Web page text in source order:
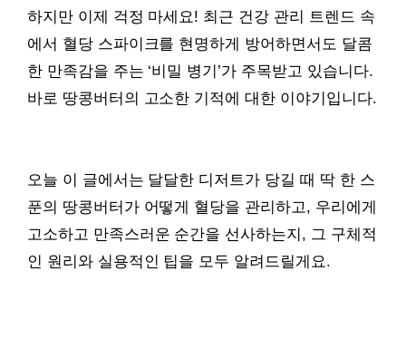
하지만 이제 걱정 마세요! 최근 건강 관리 트렌드 속
에서 혈당 스파이크를 현명하게 방어하면서도 달콤
한 만족감을 주는 ‘비밀 병기’가 주목받고 있습니다.
바로 땅콩버터의 고소한 기적에 대한 이야기입니다.
오늘 이 글에서는 달달한 디저트가 당길 때 딱 한 스
푼의 땅콩버터가 어떻게 혈당을 관리하고, 우리에게
고소하고 만족스러운 순간을 선사하는지, 그 구체적
인 원리와 실용적인 팁을 모두 알려드릴게요.